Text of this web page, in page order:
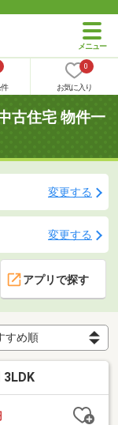
0
お気に入り
古住宅 物件一
変更する
変更する
アプリで探す
3LDK